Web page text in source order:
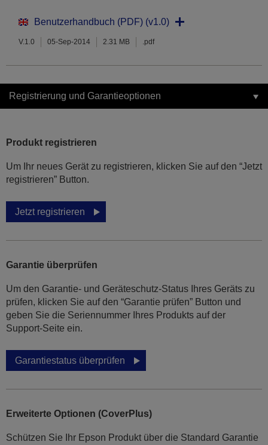
Benutzerhandbuch (PDF) (v1.0)
V.1.0 05-Sep-2014 2.31 MB .pdf
Registrierung und Garantieoptionen
Produkt registrieren
Um Ihr neues Gerät zu registrieren, klicken Sie auf den “Jetzt
registrieren” Button.
Jetzt registrieren
Garantie überprüfen
Um den Garantie- und Geräteschutz-Status Ihres Geräts zu
prüfen, klicken Sie auf den “Garantie prüfen” Button und
geben Sie die Seriennummer Ihres Produkts auf der
Support-Seite ein.
Garantiestatus überprüfen
Erweiterte Optionen (CoverPlus)
Schützen Sie Ihr Epson Produkt über die Standard Garantie